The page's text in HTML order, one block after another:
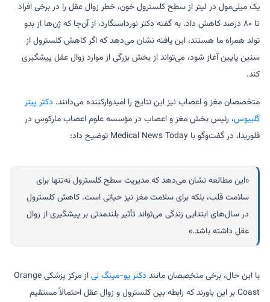
یک میلی‌مول در لیتر از سطح کلسترول خون، خطر زوال عقل را در برخی افراد
تا ۸۰ درصد کاهش داد. به گفته دکتر نورداستگارد، از آن‌جا که ژن‌ها از بدو
تولد همراه ما هستند، این یافته نشان می‌دهد که اگر کاهش کلسترول از
سنین پایین آغاز شود، می‌تواند از بخش بزرگی از موارد زوال عقل پیشگیری
کند.
متخصصان مغز و اعصاب نیز این نتایج را امیدوارکننده می‌دانند. دکتر پیتر
گلیبوس، رئیس بخش مغز و اعصاب در مؤسسه علوم اعصاب مارکوس در
فلوریدا، در گفت‌وگو با Medical News Today توضیح داد:
«این مطالعه نشان می‌دهد که مدیریت سطح کلسترول نه‌تنها برای
سلامت قلب، بلکه برای سلامت مغز نیز حیاتی است. کاهش کلسترول
در سال‌های ابتدایی زندگی می‌تواند تأثیر بلندمدتی بر پیشگیری از زوال
عقل داشته باشد.»
با این حال، برخی متخصصان مانند دکتر یو-مینگ نی
از مرکز پزشکی Orange
Coast بر این باورند که رابطه بین کلسترول و زوال عقل احتمالاً مستقیم